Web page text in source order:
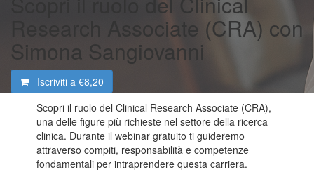
Research Associate (CRA) con
Simona Sangiovanni
Iscriviti a €8,20
Scopri il ruolo del Clinical Research Associate (CRA),
una delle figure più richieste nel settore della ricerca
clinica. Durante il webinar gratuito ti guideremo
attraverso compiti, responsabilità e competenze
fondamentali per intraprendere questa carriera.